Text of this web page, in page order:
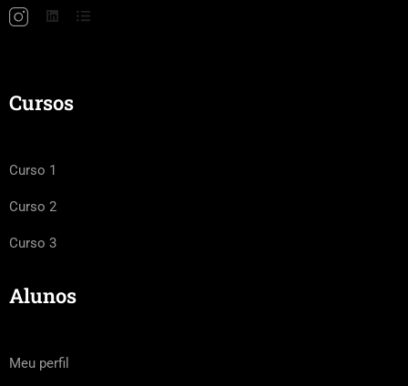
Cursos
Curso 1
Curso 2
Curso 3
Alunos
Meu perfil